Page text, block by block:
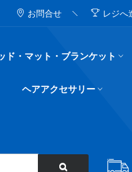
お問合せ レジへ
ド・マット・ブランケット
ヘアアクセサリー